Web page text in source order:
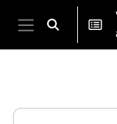
Passer au contenu
Panneau
Activer/